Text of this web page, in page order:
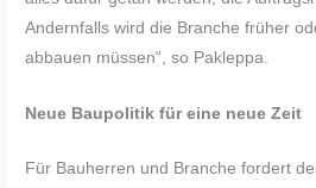
Andernfalls wird die Branche früher
abbauen müssen“, so Pakleppa.
Neue Baupolitik für eine neue Zeit
Für Bauherren und Branche fordert